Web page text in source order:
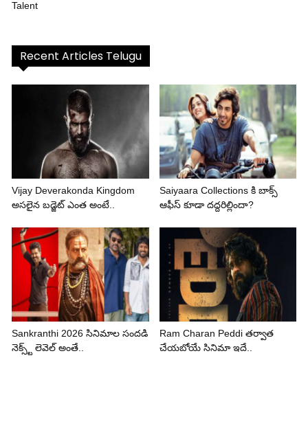
Talent
Recent Articles Telugu
Vijay Deverakonda Kingdom
అసలైన బడ్జెట్ ఎంత అంటే..
Saiyaara Collections కి బాక్స్
ఆఫీస్ కూడా దద్దరిల్లిందా?
Sankranthi 2026 సినిమాల సందడి
నెక్స్ట్ లెవెల్ అంతే..
Ram Charan Peddi తర్వాత
చేయబోయే సినిమా ఇదే..